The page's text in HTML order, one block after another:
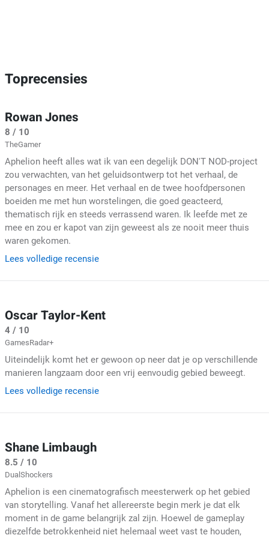
Toprecensies
Rowan Jones
8 / 10
TheGamer
Aphelion heeft alles wat ik van een degelijk DON'T NOD-project
zou verwachten, van het geluidsontwerp tot het verhaal, de
personages en meer. Het verhaal en de twee hoofdpersonen
boeiden me met hun worstelingen, die goed geacteerd,
thematisch rijk en steeds verrassend waren. Ik leefde met ze
mee en zou er kapot van zijn geweest als ze nooit meer thuis
waren gekomen.
Lees volledige recensie
Oscar Taylor-Kent
4 / 10
GamesRadar+
Uiteindelijk komt het er gewoon op neer dat je op verschillende
manieren langzaam door een vrij eenvoudig gebied beweegt.
Lees volledige recensie
Shane Limbaugh
8.5 / 10
DualShockers
Aphelion is een cinematografisch meesterwerk op het gebied
van storytelling. Vanaf het allereerste begin merk je dat elk
moment in de game belangrijk zal zijn. Hoewel de gameplay
diezelfde betrokkenheid niet helemaal weet vast te houden,